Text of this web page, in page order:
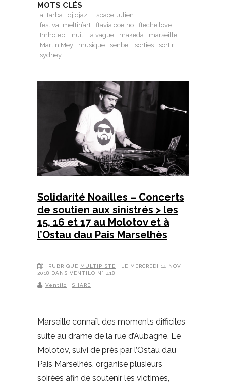
MOTS CLÉS
al tarba dj djaz
Espace Julien
festival meltin’art
flavia coelho
fleche love
Imhotep
inuit la vague makeda
marseille
Martin Mey
musique senbei sorties
sortir
sydney
Solidarité Noailles – Concerts
de soutien aux sinistrés > les
15, 16 et 17 au Molotov et à
l’Ostau dau Pais Marselhès
RUBRIQUE MULTIPISTE
, LE MERCREDI 14 NOV
2018 DANS VENTILO N° 418
Ventilo SHARE
Marseille connaît des moments difficiles
suite au drame de la rue d’Aubagne. Le
Molotov, suivi de près par l’Ostau dau
Pais Marselhès, organise plusieurs
soirées afin de soutenir les victimes,